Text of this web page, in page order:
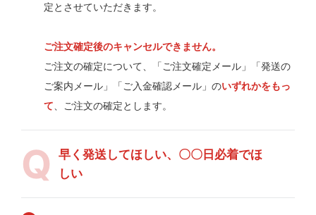
定とさせていただきます。
ご注文確定後のキャンセルできません。
ご注文の確定について、「ご注文確定メール」「発送の
ご案内メール」「ご入金確認メール」のいずれかをもっ
て、ご注文の確定とします。
早く発送してほしい、〇〇日必着でほ
しい